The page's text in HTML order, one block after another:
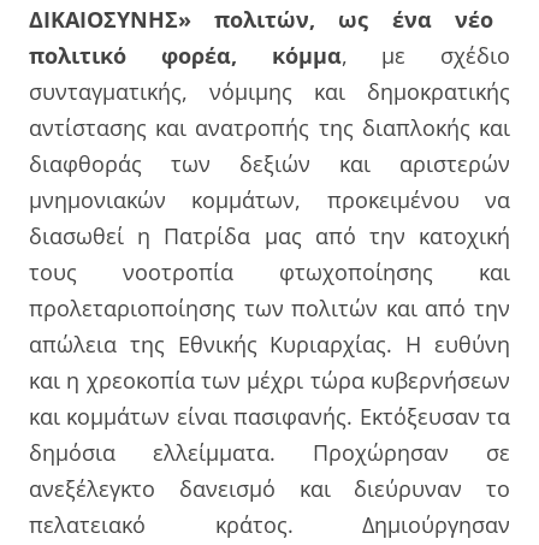
ΔΙΚΑΙΟΣΥΝΗΣ» πολιτών, ως ένα νέο
πολιτικό φορέα, κόμμα, με σχέδιο
συνταγματικής, νόμιμης και δημοκρατικής
αντίστασης και ανατροπής της διαπλοκής και
διαφθοράς των δεξιών και αριστερών
μνημονιακών κομμάτων, προκειμένου να
διασωθεί η Πατρίδα μας από την κατοχική
τους νοοτροπία φτωχοποίησης και
προλεταριοποίησης των πολιτών και από την
απώλεια της Εθνικής Κυριαρχίας. Η ευθύνη
και η χρεοκοπία των μέχρι τώρα κυβερνήσεων
και κομμάτων είναι πασιφανής. Εκτόξευσαν τα
δημόσια ελλείμματα. Προχώρησαν σε
ανεξέλεγκτο δανεισμό και διεύρυναν το
πελατειακό κράτος. Δημιούργησαν